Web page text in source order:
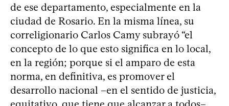
de ese departamento, especialmente en la
ciudad de Rosario. En la misma línea, su
correligionario Carlos Camy subrayó “el
concepto de lo que esto significa en lo local,
en la región; porque si el amparo de esta
norma, en definitiva, es promover el
desarrollo nacional –en el sentido de justicia,